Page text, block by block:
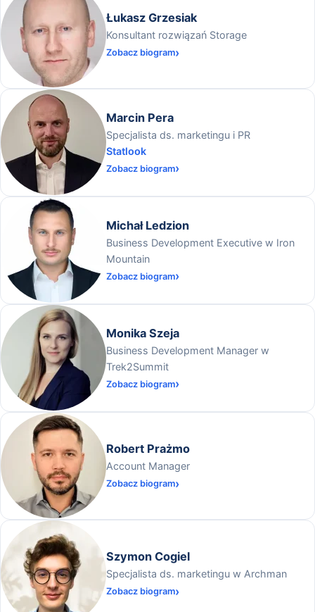
Łukasz Grzesiak
Konsultant rozwiązań Storage
Zobacz biogram
Marcin Pera
Specjalista ds. marketingu i PR
Statlook
Zobacz biogram
Michał Ledzion
Business Development Executive w Iron
Mountain
Zobacz biogram
Monika Szeja
Business Development Manager w
Trek2Summit
Zobacz biogram
Robert Prażmo
Account Manager
Zobacz biogram
Szymon Cogiel
Specjalista ds. marketingu w Archman
Zobacz biogram